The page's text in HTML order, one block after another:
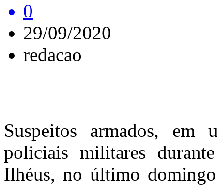
0
29/09/2020
redacao
Suspeitos armados,
policiais militares
Ilhéus, no último